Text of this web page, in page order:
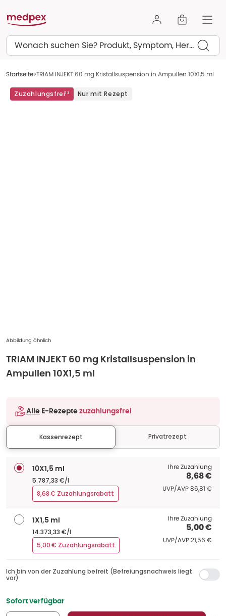
Suchen
Startseite TRIAM INJEKT 60 mg Kristallsuspension in Ampullen 10X1,5 ml
Zuzahlungsfrei¹³ Nur mit Rezept
Abbildung ähnlich
TRIAM INJEKT 60 mg Kristallsuspension in
Ampullen 10X1,5 ml
Alle E-Rezepte zuzahlungsfrei
Kassenrezept Privatrezept
10X1,5 ml
5.787,33 €/l
8,68 € Zuzahlungsrabatt
Ihre Zuzahlung
8,68 €
UVP/AVPUVP/AVP
86,81 €
1X1,5 ml
14.373,33 €/l
5,00 € Zuzahlungsrabatt
Ihre Zuzahlung
5,00 €
UVP/AVPUVP/AVP
21,56 €
Ich bin von der Zuzahlung befreit (Befreiungsnachweis liegt
vor)
Sofort verfügbar